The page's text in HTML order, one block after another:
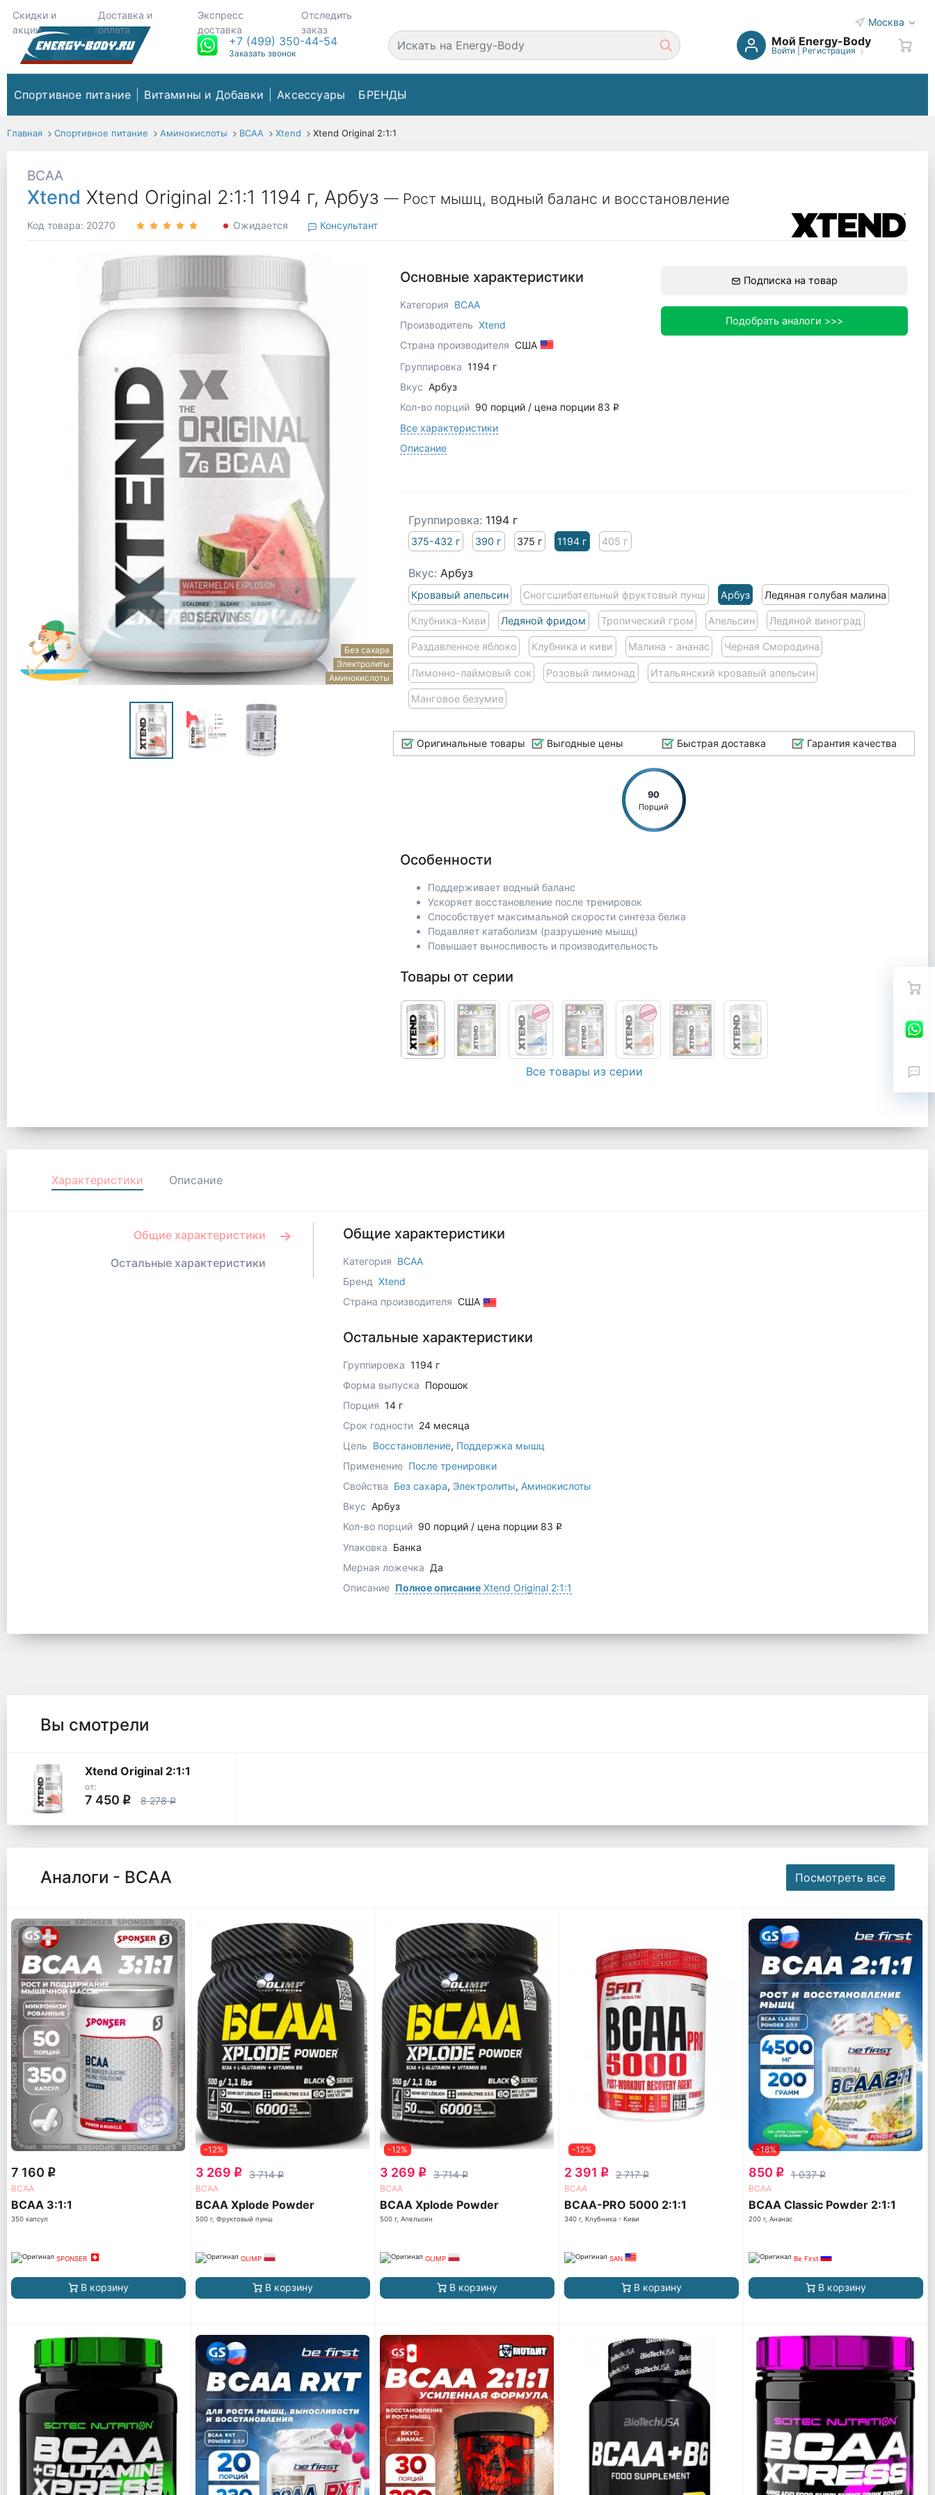
Скидки и
акции
Доставка и
оплата
Экспресс
доставка
Отследить
заказ
Москва
+7 (499) 350-44-54
Заказать звонок
Мой Energy-Body
Войти| Регистрация
Спортивное питание Витамины и Добавки Аксессуары БРЕНДЫ
Главная Спортивное питание Аминокислоты ВСАА Xtend Xtend Original 2:1:1
BCAA
Xtend Xtend Original 2:1:1 1194 г, Арбуз — Рост мышц, водный баланс и восстановление
Код товара: 20270 Ожидается Консультант
Без сахара
Электролиты
Аминокислоты
Основные характеристики
Категория BCAA
Производитель Xtend
Страна производителя США
Группировка 1194 г
Вкус Арбуз
Кол-во порций 90 порций / цена порции 83 q
Все характеристики
Описание
Подписка на товар
Подобрать аналоги >>>
Группировка: 1194 г
375-432 г 390 г 375 г 1194 г 405 г
Вкус: Арбуз
Кровавый апельсин Сногсшибательный фруктовый пунш Арбуз Ледяная голубая малина
Клубника-Киви Ледяной фридом Тропический гром Апельсин Ледяной виноград
Раздавленное яблоко Клубника и киви Малина - ананас Черная Смородина
Лимонно-лаймовый сок Розовый лимонад Итальянский кровавый апельсин
Манговое безумие
Оригинальные товары Выгодные цены Быстрая доставка Гарантия качества
90
Порций
Особенности
Поддерживает водный баланс
Ускоряет восстановление после тренировок
Способствует максимальной скорости синтеза белка
Подавляет катаболизм (разрушение мышц)
Повышает выносливость и производительность
Товары от серии
Все товары из серии
Характеристики Описание
Общие характеристики
Остальные характеристики
Общие характеристики
Категория BCAA
Бренд Xtend
Страна производителя США
Остальные характеристики
Группировка 1194 г
Форма выпуска Порошок
Порция 14 г
Срок годности 24 месяца
Цель Восстановление, Поддержка мышц
Применение После тренировки
Свойства Без сахара, Электролиты, Аминокислоты
Вкус Арбуз
Кол-во порций 90 порций / цена порции 83 q
Упаковка Банка
Мерная ложечка Да
Описание Полное описаниеXtend Original 2:1:1
Вы смотрели
Xtend Original 2:1:1
от:
7 450 q 8 278q
Аналоги - ВСАА Посмотреть все
7 160 q
ВСАА
BCAA 3:1:1
350 капсул
SPONSER
В корзину
-12%
3 269 q 3 714q
ВСАА
BCAA Xplode Powder
500 г, Фруктовый пунш
OLIMP
В корзину
-12%
3 269 q 3 714q
ВСАА
BCAA Xplode Powder
500 г, Апельсин
OLIMP
В корзину
-12%
2 391 q 2 717q
ВСАА
BCAA-PRO 5000 2:1:1
340 г, Клубника - Киви
SAN
В корзину
-18%
850 q 1 037q
ВСАА
BCAA Classic Powder 2:1:1
200 г, Ананас
Be First
В корзину